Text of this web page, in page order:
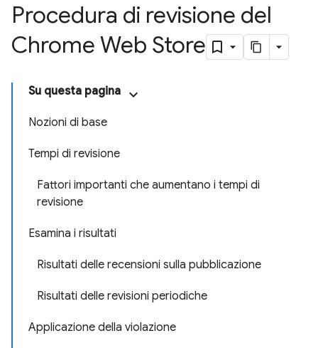
Procedura di revisione del
Chrome Web Store
Su questa pagina
Nozioni di base
Tempi di revisione
Fattori importanti che aumentano i tempi di
revisione
Esamina i risultati
Risultati delle recensioni sulla pubblicazione
Risultati delle revisioni periodiche
Applicazione della violazione